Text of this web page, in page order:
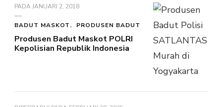
PADAJANUARI 2, 2018
BADUT MASKOT PRODUSEN BADUT
Produsen Badut Maskot POLRI
Kepolisian Republik Indonesia